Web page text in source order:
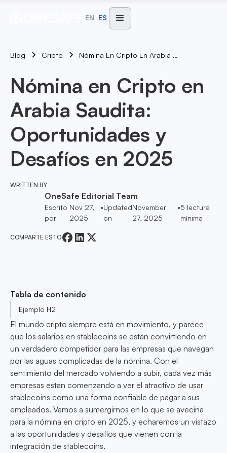
EN ES
Blog Cripto Nómina En Cripto En Arabia Saudita: Oportunidades Y Desafíos En 2025
Nómina en Cripto en
Arabia Saudita:
Oportunidades y
Desafíos en 2025
WRITTEN BY
OneSafe Editorial Team
Escrito
por
Nov 27,
2025
•Updated
on
November
27, 2025
•5 lectura
mínima
COMPARTE ESTO
Tabla de contenido
Ejemplo H2
El mundo cripto siempre está en movimiento, y parece
que los salarios en stablecoins se están convirtiendo en
un verdadero competidor para las empresas que navegan
por las aguas complicadas de la nómina. Con el
sentimiento del mercado volviendo a subir, cada vez más
empresas están comenzando a ver el atractivo de usar
stablecoins como una forma confiable de pagar a sus
empleados. Vamos a sumergirnos en lo que se avecina
para la nómina en cripto en 2025, y echaremos un vistazo
a las oportunidades y desafíos que vienen con la
integración de stablecoins.